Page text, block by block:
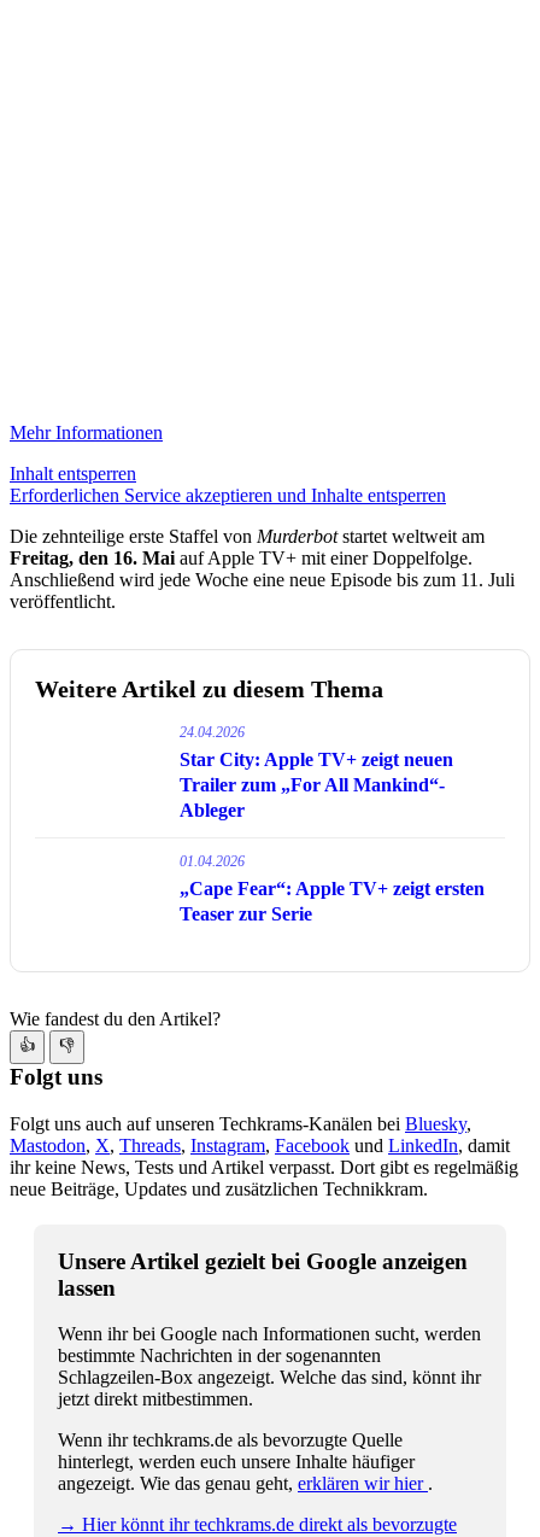
Mehr Informationen
Inhalt entsperren
Erforderlichen Service akzeptieren und Inhalte entsperren
Die zehnteilige erste Staffel von Murderbotstartet weltweit am
Freitag, den 16. Mai auf Apple TV+ mit einer Doppelfolge.
Anschließend wird jede Woche eine neue Episode bis zum 11. Juli
veröffentlicht.
Weitere Artikel zu diesem Thema
24.04.2026
Star City: Apple TV+ zeigt neuen
Trailer zum „For All Mankind“-
Ableger
01.04.2026
„Cape Fear“: Apple TV+ zeigt ersten
Teaser zur Serie
Wie fandest du den Artikel?
👍 👎
Folgt uns
Folgt uns auch auf unseren Techkrams-Kanälen bei Bluesky,
Mastodon, X, Threads, Instagram, Facebook und LinkedIn, damit
ihr keine News, Tests und Artikel verpasst. Dort gibt es regelmäßig
neue Beiträge, Updates und zusätzlichen Technikkram.
Unsere Artikel gezielt bei Google anzeigen
lassen
Wenn ihr bei Google nach Informationen sucht, werden
bestimmte Nachrichten in der sogenannten
Schlagzeilen-Box angezeigt. Welche das sind, könnt ihr
jetzt direkt mitbestimmen.
Wenn ihr techkrams.de als bevorzugte Quelle
hinterlegt, werden euch unsere Inhalte häufiger
angezeigt. Wie das genau geht, erklären wir hier .
→ Hier könnt ihr techkrams.de direkt als bevorzugte